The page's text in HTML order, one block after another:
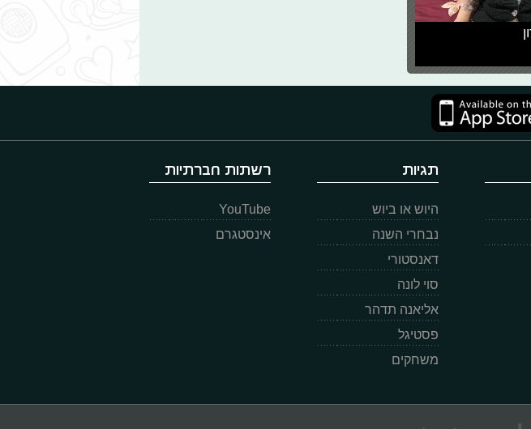
תגיות
היוש או ביוש
נבחרי השנה
דאנסטורי
סוי לונה
אליאנה תדהר
פסטיגל
משחקים
רשתות חברתיות
YouTube
אינסטגרם